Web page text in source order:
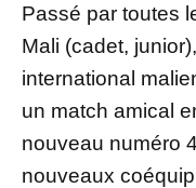
Passé par toutes
Mali (cadet,
international
un match amical
nouveau numéro
nouveaux